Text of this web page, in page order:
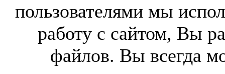
пользователями мы
работу с сайтом, Вы
файлов. Вы всегда